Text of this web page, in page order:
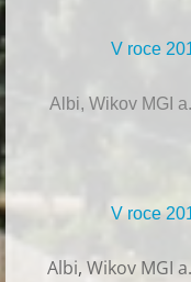
V roce
Albi, Wikov MGI
V roce
Albi,Wikov MGI